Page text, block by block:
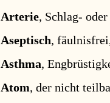
Arterie, Schlag-
Aseptisch,
Asthma,
Atom, der nicht